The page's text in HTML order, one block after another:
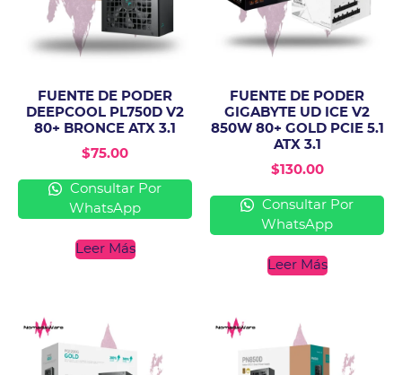
FUENTE DE PODER
DEEPCOOL PL750D V2
80+ BRONCE ATX 3.1
$75.00
Consultar Por
WhatsApp
Leer Más
FUENTE DE PODER
GIGABYTE UD ICE V2
850W 80+ GOLD PCIE 5.1
ATX 3.1
$130.00
Consultar Por
WhatsApp
Leer Más